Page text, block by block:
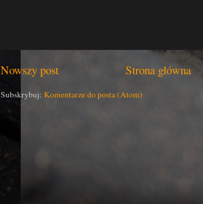
Nowszy post Strona główna
Subskrybuj: Komentarze do posta (Atom)